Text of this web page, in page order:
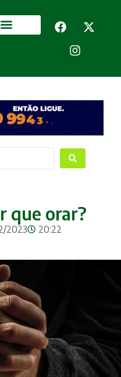
que orar?
2023 20:22